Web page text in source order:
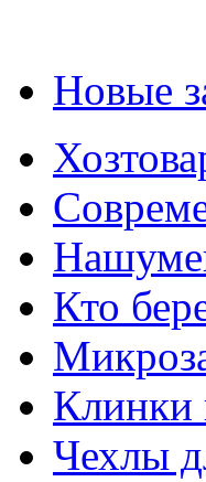
Новые
Кто
Клинки
Чехлы